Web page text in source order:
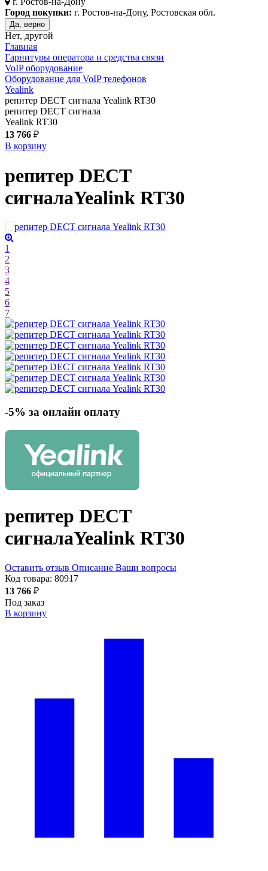
Город покупки: г. Ростов-на-Дону, Ростовская обл.
Да, верно
Нет, другой
Главная
Гарнитуры оператора и средства связи
VoIP оборудование
Оборудование для VoIP телефонов
Yealink
репитер DECT сигнала Yealink RT30
репитер DECT сигнала
Yealink RT30
13 766 ₽
В корзину
репитер DECT
сигналаYealink RT30
1
2
3
4
5
6
7
-5% за онлайн оплату
репитер DECT
сигналаYealink RT30
Оставить отзыв Описание Ваши вопросы
Код товара: 80917
13 766 ₽
Под заказ
В корзину